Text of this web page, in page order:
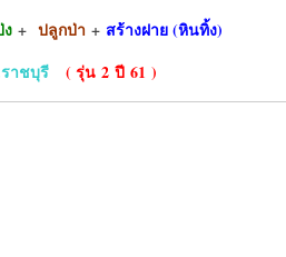
ง+ ปลูกป่า + สร้างฝาย (หินทิ้ง)
าชบุรี ( รุ่น 2 ปี 61 )